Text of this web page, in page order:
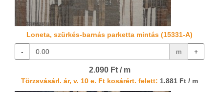
Loneta, szürkés-barnás parketta mintás (15331-A)
- m +
2.090 Ft / m
Törzsvásárl. ár, v. 10 e. Ft kosárért. felett: 1.881 Ft / m